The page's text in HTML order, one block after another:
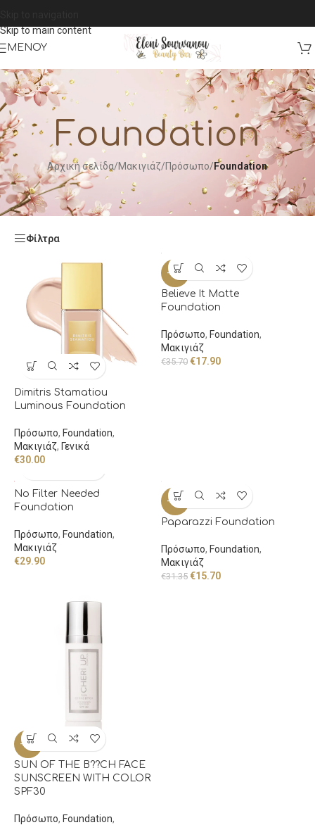
Skip to main content
ΜΕΝΟΎ
Foundation
Αρχική σελίδα/Μακιγιάζ/Πρόσωπο/Foundation
Φίλτρα
Dimitris Stamatiou
Luminous Foundation
Πρόσωπο, Foundation,
Μακιγιάζ, Γενικά
€30.00
-50%
Believe It Matte
Foundation
Πρόσωπο, Foundation,
Μακιγιάζ
€35.70 €17.90
No Filter Needed
Foundation
Πρόσωπο, Foundation,
Μακιγιάζ
€29.90
-50%
Paparazzi Foundation
Πρόσωπο, Foundation,
Μακιγιάζ
€31.35 €15.70
-50%
SUN OF THE Β??CH FACE
SUNSCREEN WITH COLOR
SPF30
Πρόσωπο, Foundation,